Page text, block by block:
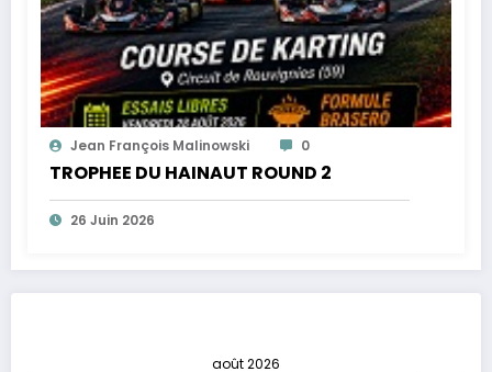
Jean François Malinowski 0
TROPHEE DU HAINAUT ROUND 2
26 Juin 2026
août 2026